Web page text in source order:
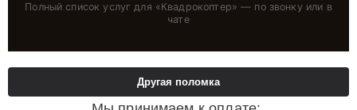
Полный список услуг для «Квадрокоптер» — по звонку или в
чате
Другая поломка